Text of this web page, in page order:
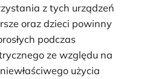
z tych urządzeń
oraz dzieci powinny
podczas
ze względu na
użycia